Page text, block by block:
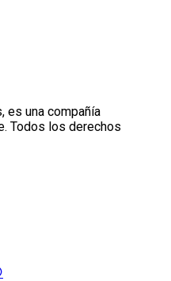
es una compañía
Todos los derechos